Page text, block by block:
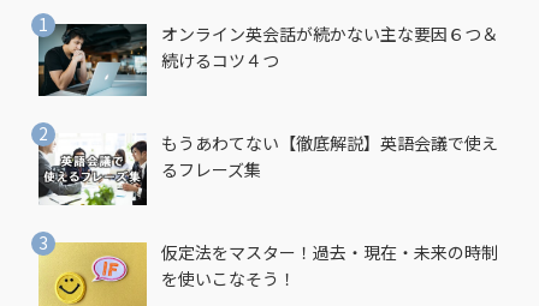
オンライン英会話が続かない主な要因６つ＆
続けるコツ４つ
もうあわてない【徹底解説】英語会議で使え
るフレーズ集
仮定法をマスター！過去・現在・未来の時制
を使いこなそう！